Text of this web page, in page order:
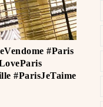
#Paris
#ParisJeTaime